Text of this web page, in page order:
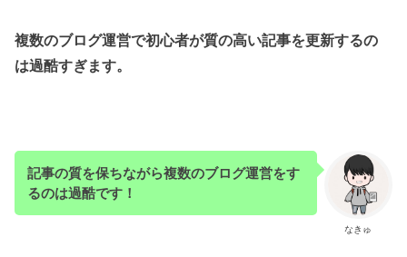
複数のブログ運営で初心者が質の高い記事を更新するの
は過酷すぎます。
なきゅ
記事の質を保ちながら複数のブログ運営をす
るのは過酷です！